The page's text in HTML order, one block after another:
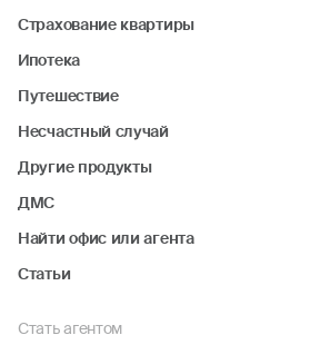
Страхование квартиры
Ипотека
Путешествие
Несчастный случай
Другие продукты
ДМС
Найти офис или агента
Статьи
Стать агентом